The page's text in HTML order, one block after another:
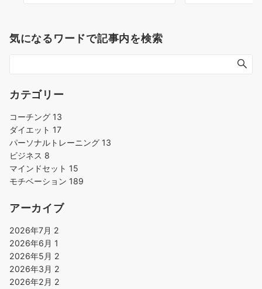
気になるワードで記事内を検索
カテゴリー
コーチング 13
ダイエット 17
パーソナルトレーニング 13
ビジネス 8
マインドセット 15
モチベーション 189
アーカイブ
2026年7月 2
2026年6月 1
2026年5月 2
2026年3月 2
2026年2月 2